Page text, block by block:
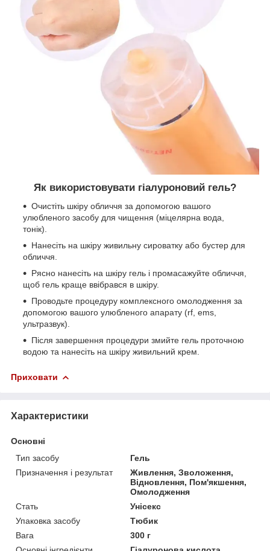
Як використовувати гіалуроновий гель?
Очистіть шкіру обличчя за допомогою вашого
улюбленого засобу для чищення (міцелярна вода,
тонік).
Нанесіть на шкіру живильну сироватку або бустер для
обличчя.
Рясно нанесіть на шкіру гель і промасажуйте обличчя,
щоб гель краще ввібрався в шкіру.
Проводьте процедуру комплексного омолодження за
допомогою вашого улюбленого апарату (rf, ems,
ультразвук).
Після завершення процедури змийте гель проточною
водою та нанесіть на шкіру живильний крем.
Приховати
Характеристики
Основні
Тип засобу
Гель
Призначення і результат
Живлення, Зволоження,
Відновлення, Пом'якшення,
Омолодження
Стать
Унісекс
Упаковка засобу
Тюбик
Вага
300 г